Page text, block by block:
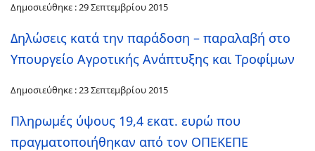
Δημοσιεύθηκε : 29 Σεπτεμβρίου 2015
Δηλώσεις κατά την παράδοση – παραλαβή στο
Υπουργείο Αγροτικής Ανάπτυξης και Τροφίμων
Δημοσιεύθηκε : 23 Σεπτεμβρίου 2015
Πληρωμές ύψους 19,4 εκατ. ευρώ που
πραγματοποιήθηκαν από τον ΟΠΕΚΕΠΕ